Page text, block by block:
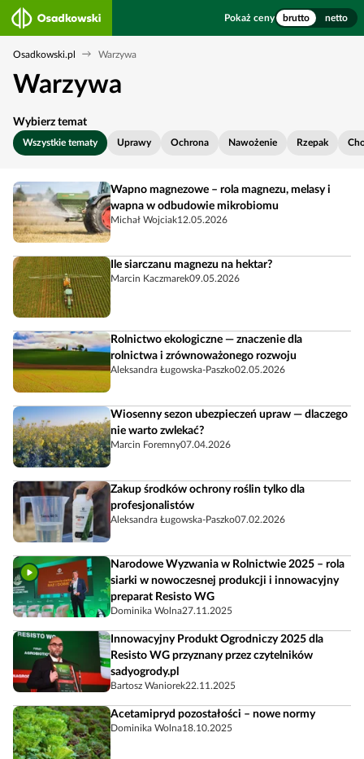
Pokaż ceny brutto netto
Osadkowski.pl Warzywa
Warzywa
Wybierz temat
Wszystkie tematy Uprawy Ochrona Nawożenie Rzepak
Wapno magnezowe – rola magnezu, melasy i
wapna w odbudowie mikrobiomu
Michał Wojciak12.05.2026
Ile siarczanu magnezu na hektar?
Marcin Kaczmarek09.05.2026
Rolnictwo ekologiczne — znaczenie dla
rolnictwa i zrównoważonego rozwoju
Aleksandra Ługowska-Paszko02.05.2026
Wiosenny sezon ubezpieczeń upraw — dlaczego
nie warto zwlekać?
Marcin Foremny07.04.2026
Zakup środków ochrony roślin tylko dla
profesjonalistów
Aleksandra Ługowska-Paszko07.02.2026
Narodowe Wyzwania w Rolnictwie 2025 – rola
siarki w nowoczesnej produkcji i innowacyjny
preparat Resisto WG
Dominika Wolna27.11.2025
Innowacyjny Produkt Ogrodniczy 2025 dla
Resisto WG przyznany przez czytelników
sadyogrody.pl
Bartosz Waniorek22.11.2025
Acetamipryd pozostałości – nowe normy
Dominika Wolna18.10.2025